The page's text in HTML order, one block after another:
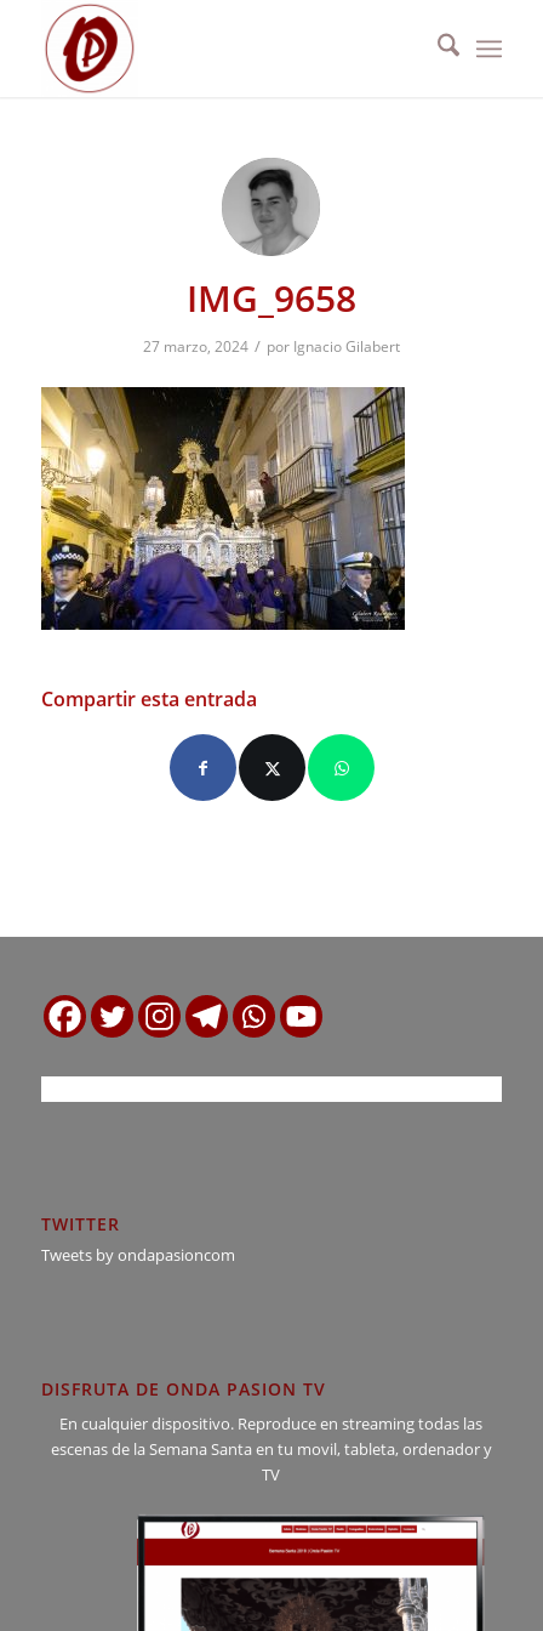
IMG_9658
27 marzo, 2024 / por Ignacio Gilabert
Compartir esta entrada
TWITTER
Tweets by ondapasioncom
DISFRUTA DE ONDA PASION TV
En cualquier dispositivo. Reproduce en streaming todas las
escenas de la Semana Santa en tu movil, tableta, ordenador y
TV